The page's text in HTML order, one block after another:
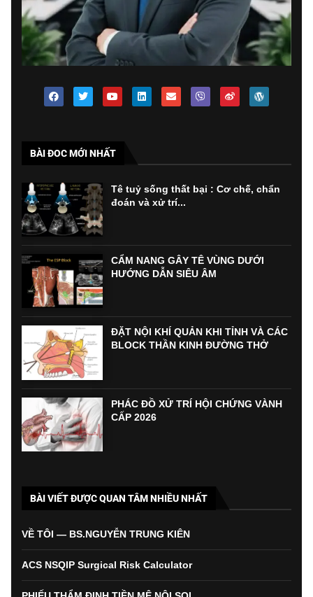
BÀI ĐOC MỚI NHẤT
Tê tuỷ sống thất bại : Cơ chế, chẩn
đoán và xử trí...
CẨM NANG GÂY TÊ VÙNG DƯỚI
HƯỚNG DẪN SIÊU ÂM
ĐẶT NỘI KHÍ QUẢN KHI TỈNH VÀ CÁC
BLOCK THẦN KINH ĐƯỜNG THỞ
PHÁC ĐỒ XỬ TRÍ HỘI CHỨNG VÀNH
CẤP 2026
BÀI VIẾT ĐƯỢC QUAN TÂM NHIỀU NHẤT
VỀ TÔI — BS.NGUYỄN TRUNG KIÊN
ACS NSQIP Surgical Risk Calculator